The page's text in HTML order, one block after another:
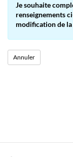
Je souhaite
renseignements
modification de